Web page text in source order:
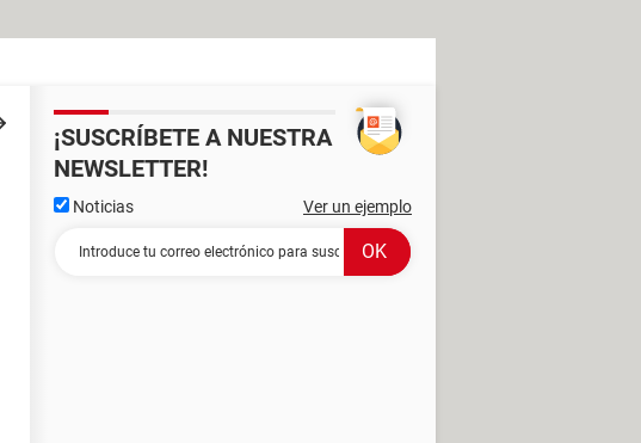
¡SUSCRÍBETE A NUESTRA
NEWSLETTER!
Noticias Ver un ejemplo